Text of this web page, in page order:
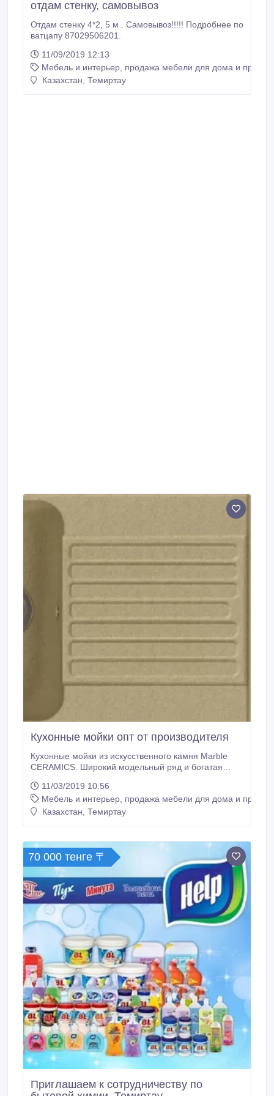
отдам стенку, самовывоз
Отдам стенку 4*2, 5 м . Самовывоз!!!!! Подробнее по
ватцапу 87029506201.
11/09/2019 12:13
Мебель и интерьер, продажа мебели для дома и
Казахстан, Темиртау
Кухонные мойки опт от производителя
Кухонные мойки из искусственного камня Marble
CERAMICS. Широкий модельный ряд и богатая
потребительские свойства. Обеспечиваем низкую
цену, так как являемся производителями.
Присоединяйтесь к нашей дилерской программе.
11/03/2019 10:56
Мебель и интерьер, продажа мебели для дома и
Казахстан, Темиртау
70 000 тенге 〒
Приглашаем к сотрудничеству по